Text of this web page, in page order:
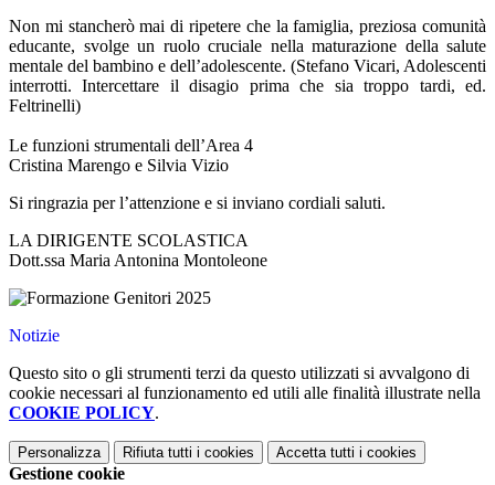
Non mi stancherò mai di ripetere che la famiglia, preziosa comunità
educante, svolge un ruolo cruciale nella maturazione della salute
mentale del bambino e dell’adolescente. (Stefano Vicari, Adolescenti
interrotti. Intercettare il disagio prima che sia troppo tardi, ed.
Feltrinelli)
Le funzioni strumentali dell’Area 4
Cristina Marengo e Silvia Vizio
Si ringrazia per l’attenzione e si inviano cordiali saluti.
LA DIRIGENTE SCOLASTICA
Dott.ssa Maria Antonina Montoleone
Notizie
Questo sito o gli strumenti terzi da questo utilizzati si avvalgono di
cookie necessari al funzionamento ed utili alle finalità illustrate nella
COOKIE POLICY.
Personalizza Rifiuta tutti i cookies Accetta tutti i cookies
Gestione cookie